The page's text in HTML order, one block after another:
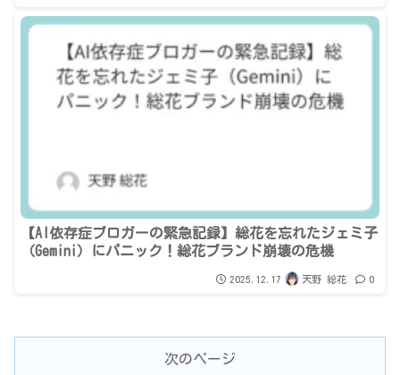
【AI依存症ブロガーの緊急記録】総花を忘れたジェミ子
（Gemini）にパニック！総花ブランド崩壊の危機
2025.12.17 天野 総花 0
次のページ